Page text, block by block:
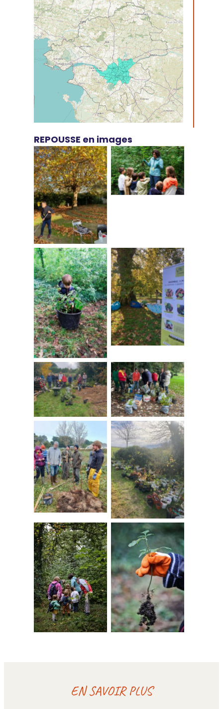
REPOUSSE en images
Aucune légende
Aucune légende
Aucune légende
Aucune légende
Aucune légende Aucune légende
Aucune légende Aucune légende
Aucune légende Aucune légende
EN SAVOIR PLUS